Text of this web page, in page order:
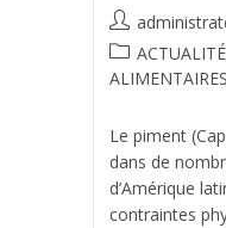
ALIMENTAIRES
Le piment
dans de
d’Amérique
contraintes